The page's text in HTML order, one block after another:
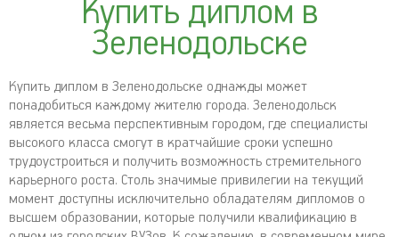
Купить диплом в
Зеленодольске
Купить диплом в Зеленодольске однажды может
понадобиться каждому жителю города. Зеленодольск
является весьма перспективным городом, где специалисты
высокого класса смогут в кратчайшие сроки успешно
трудоустроиться и получить возможность стремительного
карьерного роста. Столь значимые привилегии на текущий
момент доступны исключительно обладателям дипломов о
высшем образовании, которые получили квалификацию в